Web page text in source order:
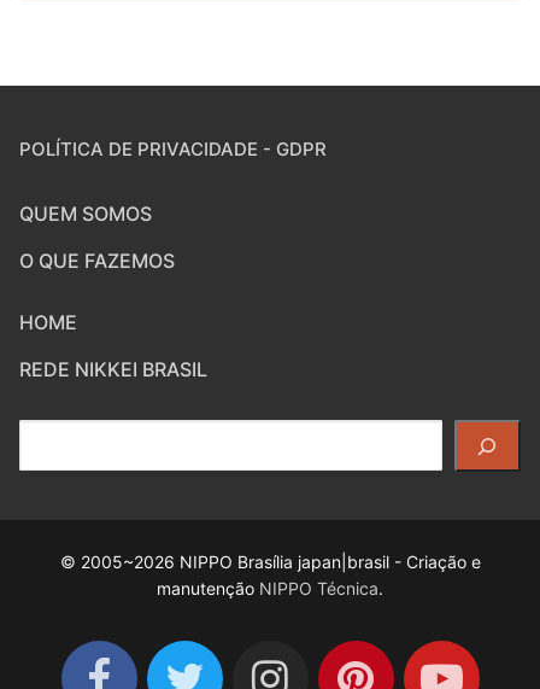
POLÍTICA DE PRIVACIDADE - GDPR
QUEM SOMOS
O QUE FAZEMOS
HOME
REDE NIKKEI BRASIL
© 2005~2026 NIPPO Brasília japan|brasil - Criação e
manutenção NIPPO Técnica.